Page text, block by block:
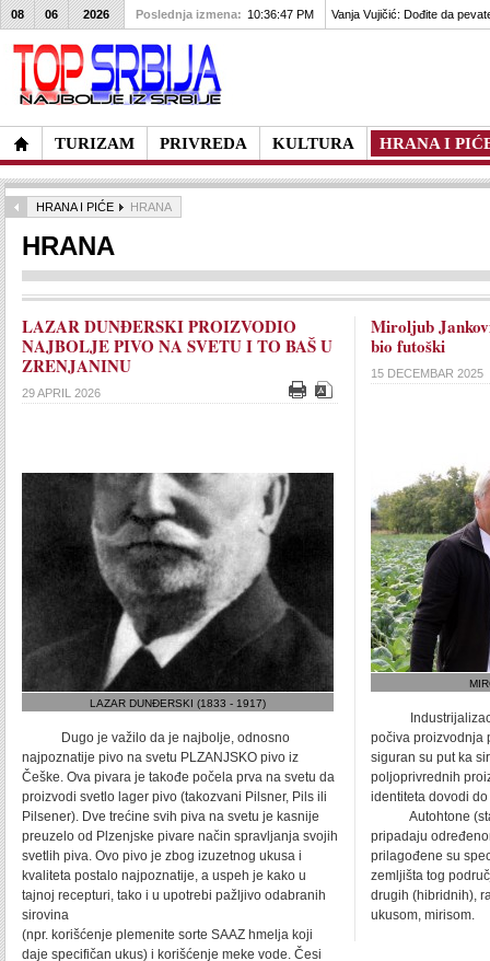
TURIZAM PRIVREDA KULTURA HRANA I
08 06 2026 Poslednja izmena: 10:36:47 PM Vanja Vujičić: Dođite da
HRANA I PIĆE HRANA
HRANA
LAZAR DUNĐERSKI PROIZVODIO
NAJBOLJE PIVO NA SVETU I TO BAŠ U
ZRENJANINU
29 APRIL 2026
LAZAR DUNĐERSKI (1833 - 1917)
Dugo je važilo da je najbolje, odnosno
najpoznatije pivo na svetu PLZANJSKO pivo iz
Češke. Ova pivara je takođe počela prva na svetu da
proizvodi svetlo lager pivo (takozvani Pilsner, Pils ili
Pilsener). Dve trećine svih piva na svetu je kasnije
preuzelo od Plzenjske pivare način spravljanja svojih
svetlih piva. Ovo pivo je zbog izuzetnog ukusa i
kvaliteta postalo najpoznatije, a uspeh je kako u
tajnoj recepturi, tako i u upotrebi pažljivo odabranih
sirovina
(npr. korišćenje plemenite sorte SAAZ hmelja koji
daje specifičan ukus) i korišćenje meke vode. Česi
Miroljub
bio futoški
15 DECEMBAR 2025
počiva proizvodnja
siguran su put ka
poljoprivrednih
identiteta dovodi
Autohtone
pripadaju
prilagođene su
zemljišta tog
drugih (hibridnih),
ukusom, mirisom.